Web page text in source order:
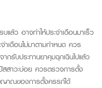
แล้ว อาจทำให้ประจำเดือนมาเร็ว
เดือนไม่มาตามกำหนด ควร
รับประทานยาคุมฉุกเฉินไปแล้ว
สาวะบ่อย ควรตรวจการตั้ง
าณของการตั้งครรภ์ได้